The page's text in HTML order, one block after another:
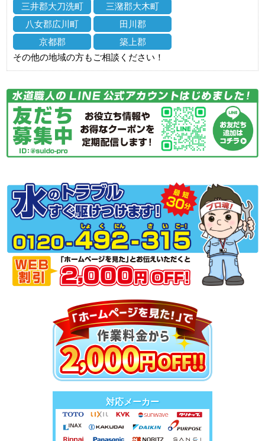
三井郡大刀洗町
三潴郡大木町
八女郡広川町
田川郡
京都郡
築上郡
その他の地域の方もご相談ください！
対応メーカー